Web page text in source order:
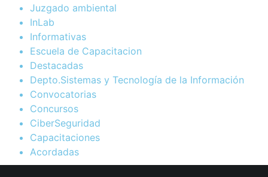
Juzgado ambiental
InLab
Informativas
Escuela de Capacitacion
Destacadas
Depto.Sistemas y Tecnología de la Información
Convocatorias
Concursos
CiberSeguridad
Capacitaciones
Acordadas